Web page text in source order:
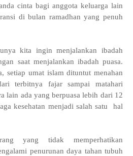
cinta bagi anggota keluarga lain
di bulan ramadhan yang penuh
kita ingin menjalankan ibadah
saat menjalankan ibadah puasa.
setiap umat islam dituntut menahan
terbitnya fajar sampai matahari
lain ada yang berpuasa lebih dari 12
kesehatan menjadi salah satu hal
yang tidak memperhatikan
penurunan daya tahan tubuh